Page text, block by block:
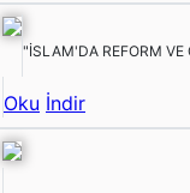
"İSLAM'DA REFORM VE
Oku İndir